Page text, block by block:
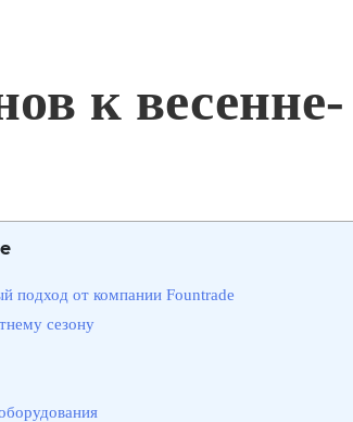
к весенне-
подход от компании Fountrade
сезону